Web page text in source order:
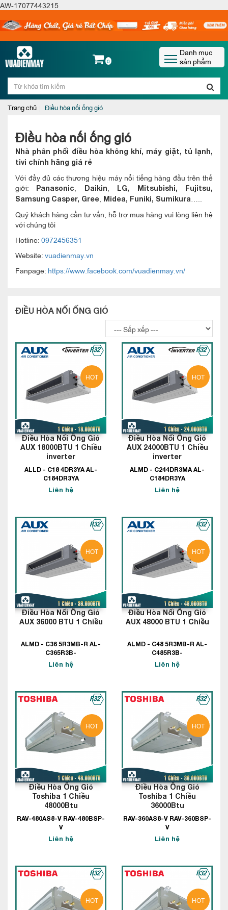
AW-17077443215
0
Danh mục
sản phẩm
Trang chủ Điều hòa nối ống gió
Điều hòa nối ống gió
Nhà phân phối điều hòa không khí, máy giặt, tủ lạnh,
tivi chính hãng giá rẻ
Với đầy đủ các thương hiệu máy nổi tiếng hàng đầu trên thế
giới: Panasonic Daikin
LG, Mitsubishi, Fujitsu,
Samsung Casper, Gree Midea, Funiki, Sumikura
Quý khách hàng cần tư vấn, hỗ trợ mua hàng vui lòng liên hệ
với chúng tôi
Hotline: 0972456351
Website: vuadienmay.vn
Fanpage: https://www.facebook.com/vuadienmay.vn/
ĐIỀU HÒA NỐI ỐNG GIÓ
HOT
Điều Hòa Nối Ống Gió
AUX 18000BTU 1 Chiều
inverter
ALLD - C18 4DR3YA AL-
C184DR3YA
Liên hệ
HOT
Điều Hòa Nối Ống Gió
AUX 24000BTU 1 Chiều
inverter
ALMD - C244DR3MA AL-
C184DR3YA
Liên hệ
HOT
Điều Hòa Nối Ống Gió
AUX 36000 BTU 1 Chiều
ALMD - C36 5R3MB-R AL-
C365R3B-
Liên hệ
HOT
Điều Hòa Nối Ống Gió
AUX 48000 BTU 1 Chiều
ALMD - C48 5R3MB-R AL-
C485R3B-
Liên hệ
HOT
Điều Hòa Ống Gió
Toshiba 1 Chiều
48000Btu
RAV-480AS8-V RAV-480BSP-
V
Liên hệ
HOT
Điều Hòa Ống Gió
Toshiba 1 Chiều
36000Btu
RAV-360AS8-V RAV-360BSP-
V
Liên hệ
HOT HOT